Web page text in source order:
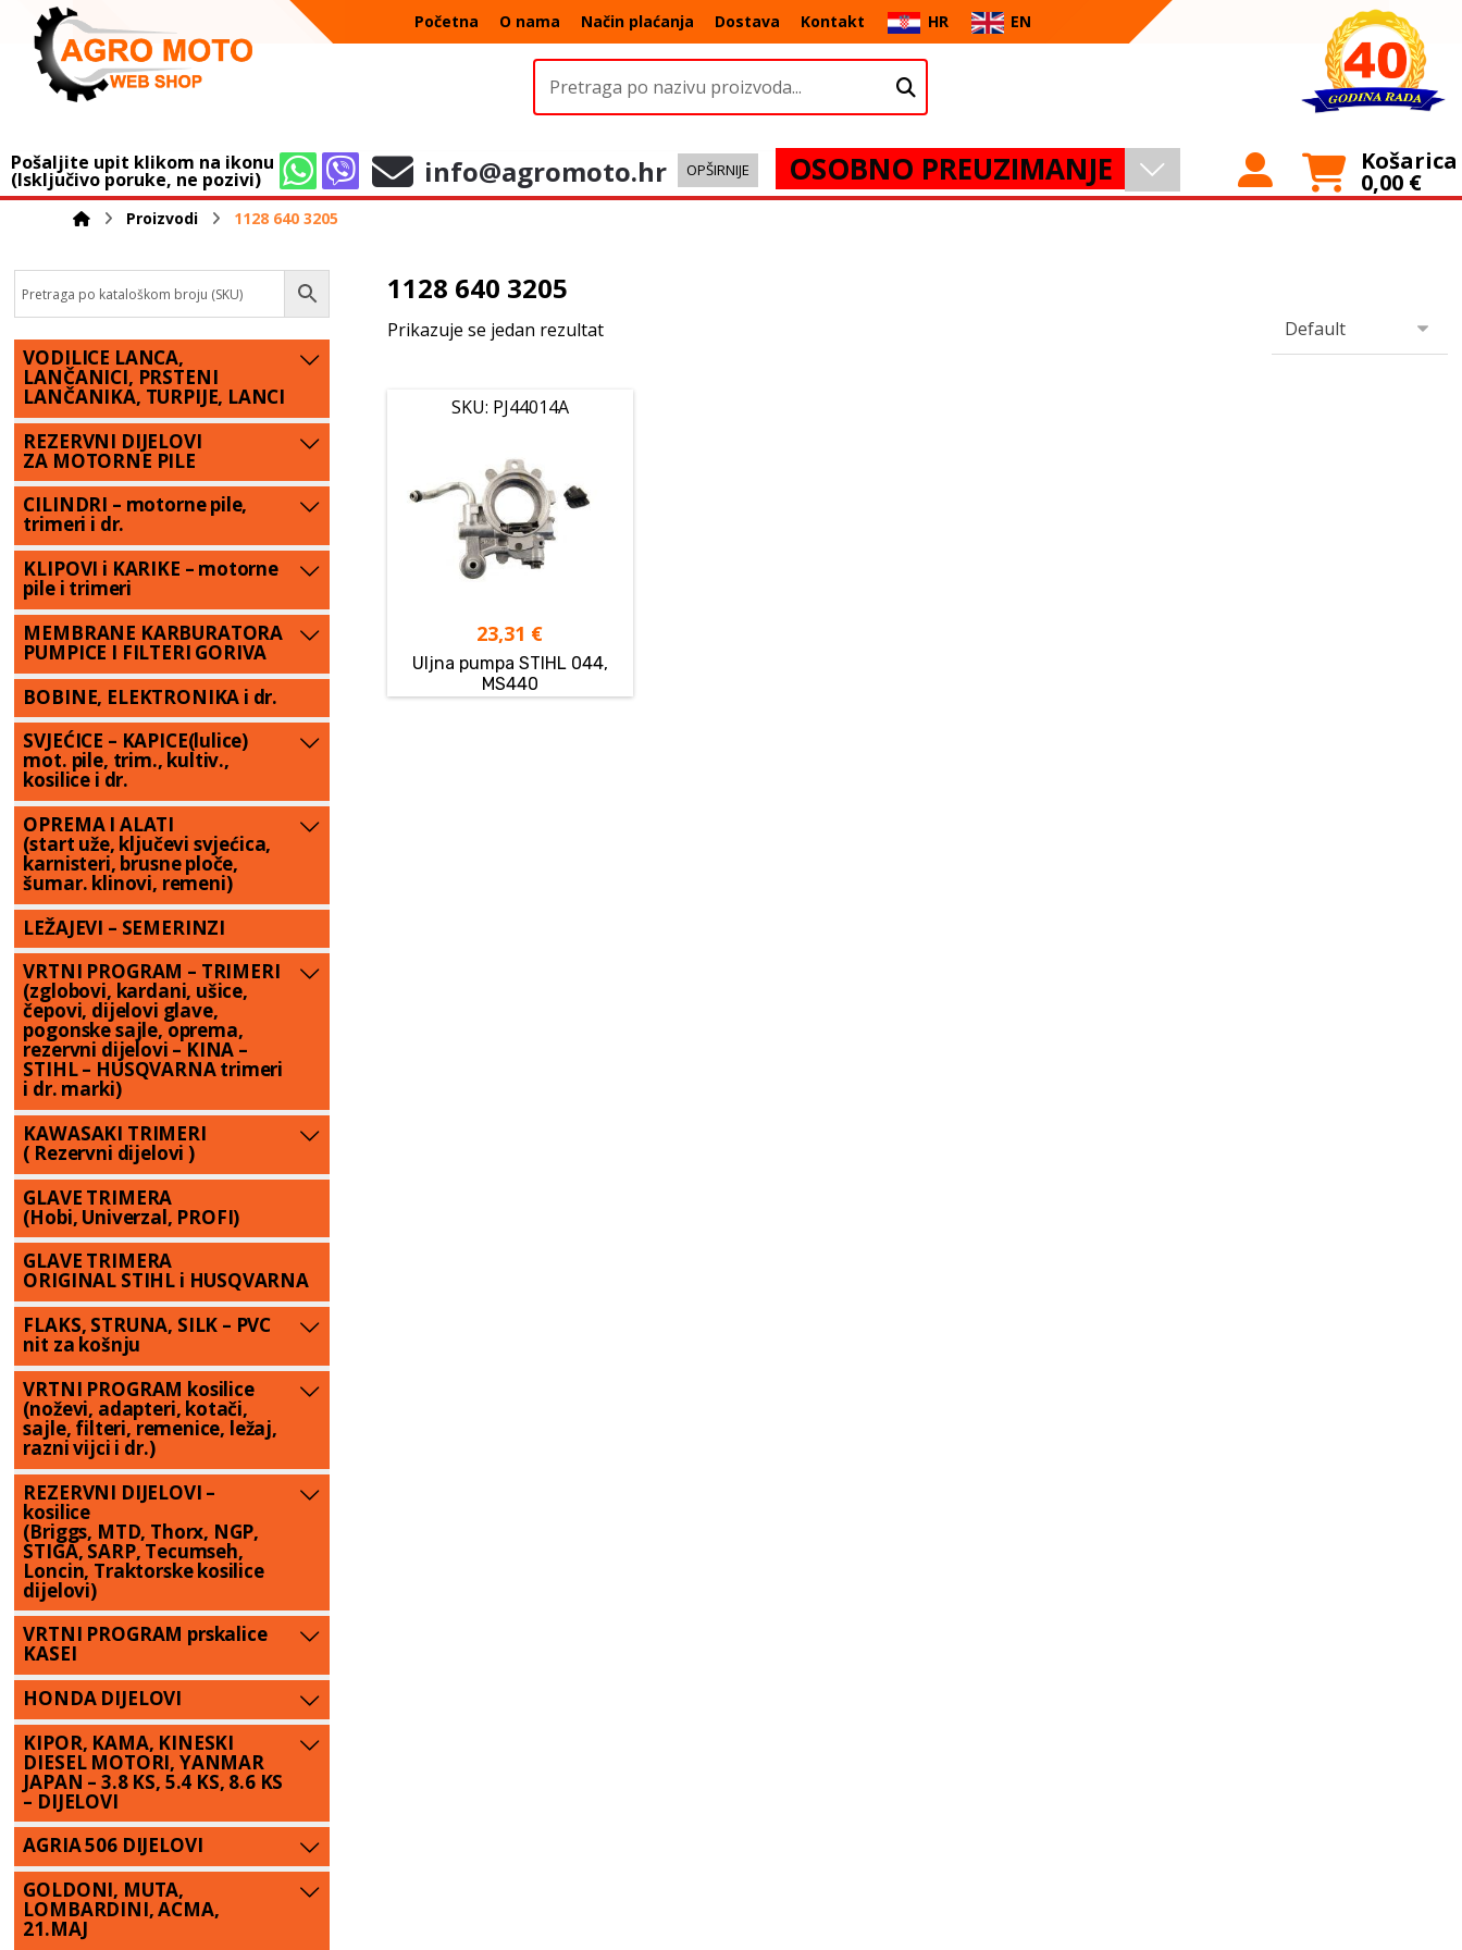
Početna O nama Način plaćanja Dostava Kontakt HR EN
Pošaljite upit klikom na ikonu
(Isključivo poruke, ne pozivi) info@agromoto.hr OPŠIRNIJE OSOBNO PREUZIMANJE Košarica
0,00 €
Proizvodi 1128 640 3205
1128 640 3205
Prikazuje se jedan rezultat
SKU: PJ44014A
23,31 €
Uljna pumpa STIHL 044,
MS440
VODILICE LANCA,
LANČANICI, PRSTENI
LANČANIKA, TURPIJE, LANCI
REZERVNI DIJELOVI
ZA MOTORNE PILE
CILINDRI – motorne pile,
trimeri i dr.
KLIPOVI i KARIKE – motorne
pile i trimeri
MEMBRANE KARBURATORA
PUMPICE I FILTERI GORIVA
BOBINE, ELEKTRONIKA i dr.
SVJEĆICE – KAPICE(lulice)
mot. pile, trim., kultiv.,
kosilice i dr.
OPREMA I ALATI
(start uže, ključevi svjećica,
karnisteri, brusne ploče,
šumar. klinovi, remeni)
LEŽAJEVI – SEMERINZI
VRTNI PROGRAM – TRIMERI
(zglobovi, kardani, ušice,
čepovi, dijelovi glave,
pogonske sajle, oprema,
rezervni dijelovi – KINA –
STIHL – HUSQVARNA trimeri
i dr. marki)
KAWASAKI TRIMERI
( Rezervni dijelovi )
GLAVE TRIMERA
(Hobi, Univerzal, PROFI)
GLAVE TRIMERA
ORIGINAL STIHL i HUSQVARNA
FLAKS, STRUNA, SILK – PVC
nit za košnju
VRTNI PROGRAM kosilice
(noževi, adapteri, kotači,
sajle, filteri, remenice, ležaj,
razni vijci i dr.)
REZERVNI DIJELOVI –
kosilice
(Briggs, MTD, Thorx, NGP,
STIGA, SARP, Tecumseh,
Loncin, Traktorske kosilice
dijelovi)
VRTNI PROGRAM prskalice
KASEI
HONDA DIJELOVI
KIPOR, KAMA, KINESKI
DIESEL MOTORI, YANMAR
JAPAN – 3.8 KS, 5.4 KS, 8.6 KS
– DIJELOVI
AGRIA 506 DIJELOVI
GOLDONI, MUTA,
LOMBARDINI, ACMA,
21.MAJ